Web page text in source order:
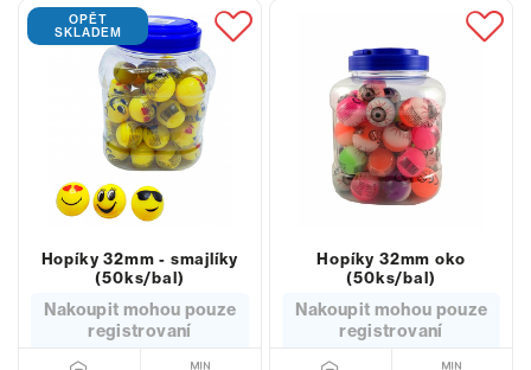
OPĚT
SKLADEM
Hopíky 32mm - smajlíky
(50ks/bal)
Nakoupit mohou pouze
registrovaní
Hopíky 32mm oko
(50ks/bal)
Nakoupit mohou pouze
registrovaní